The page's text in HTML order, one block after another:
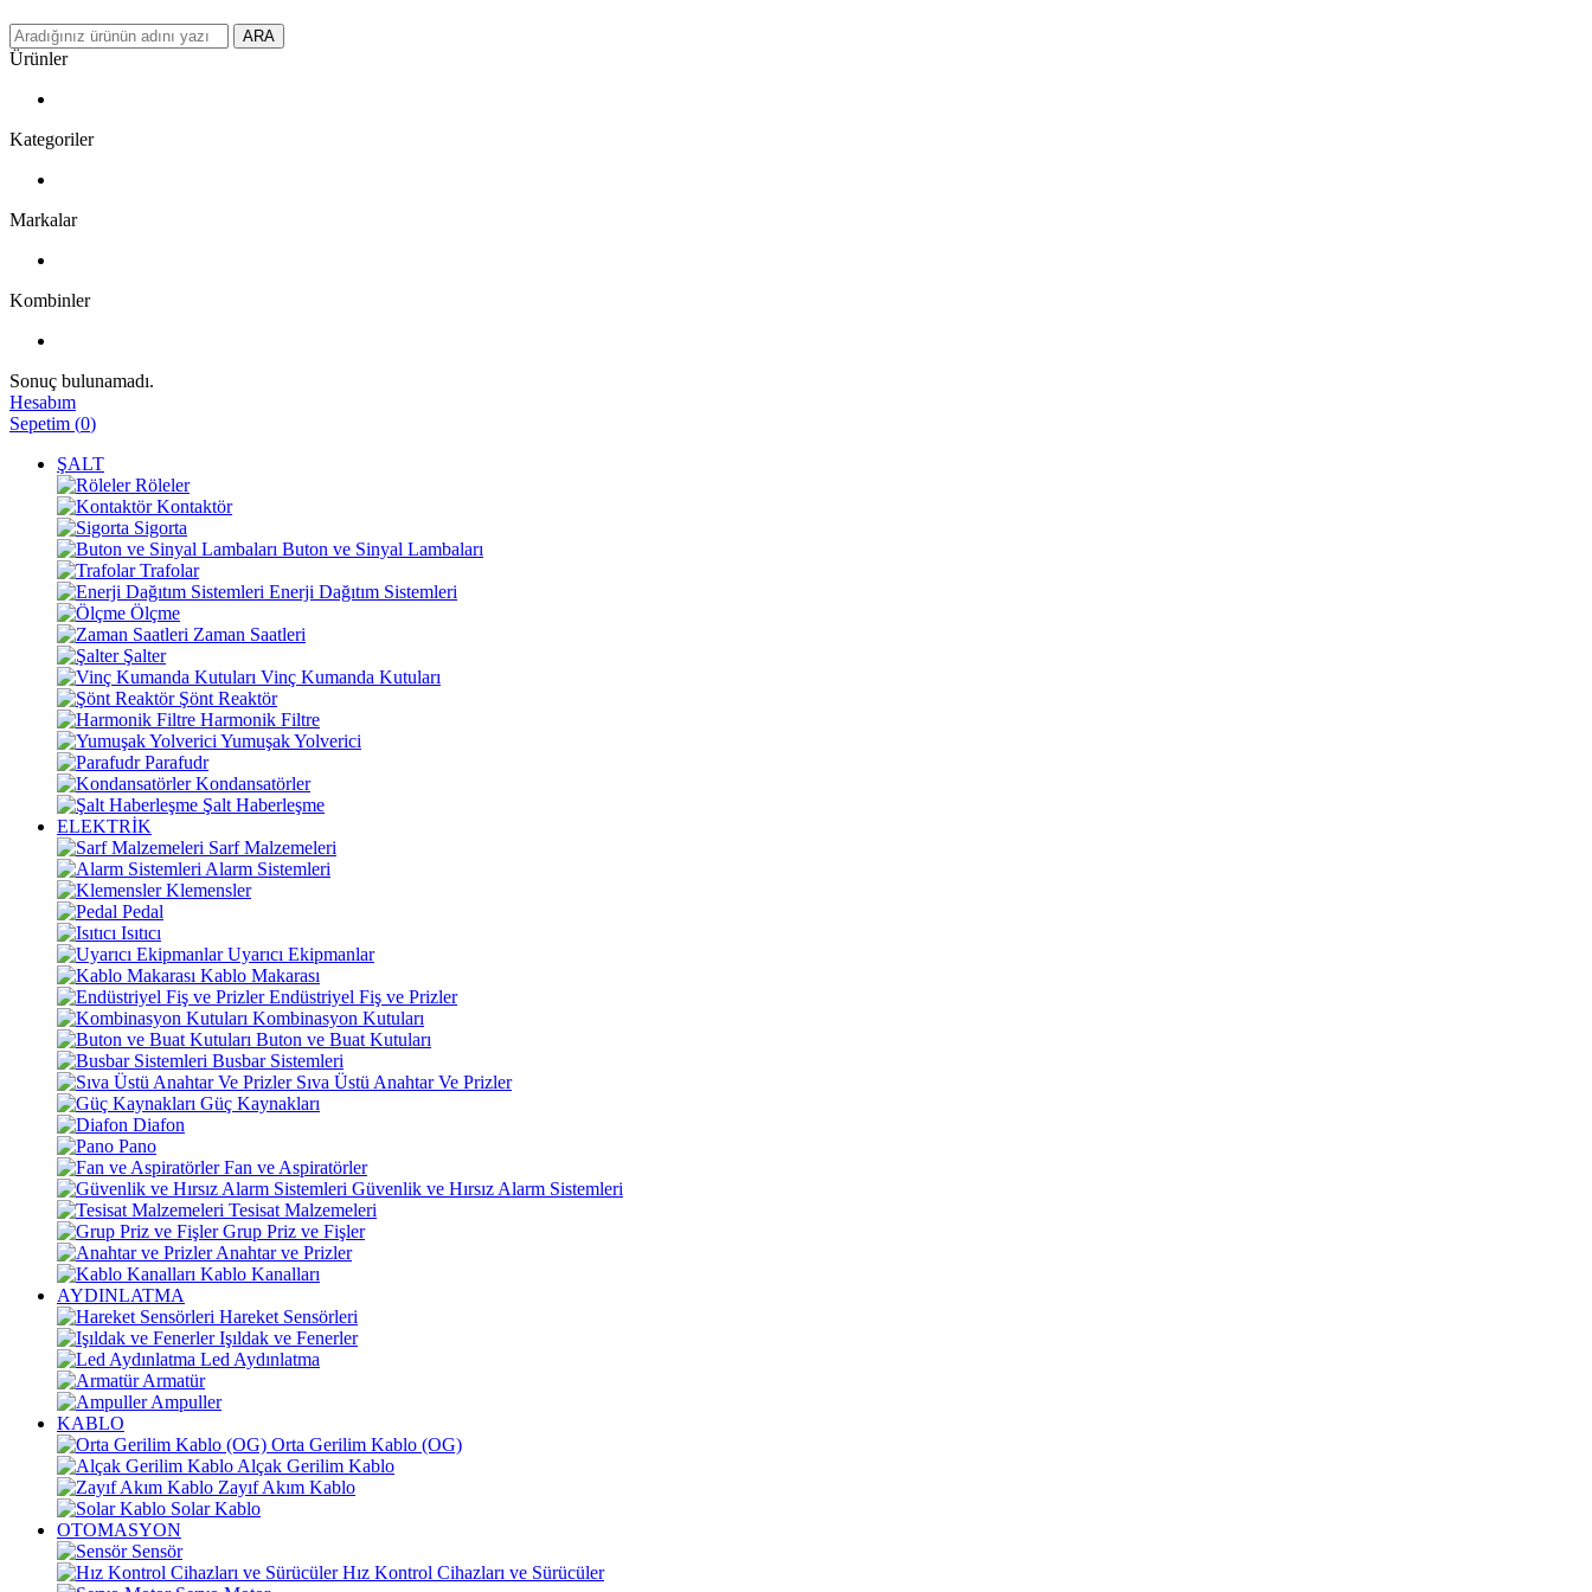
ARA
Ürünler
Kategoriler
Markalar
Kombinler
Sonuç bulunamadı.
Hesabım
Sepetim (0)
ŞALT
Röleler
Kontaktör
Sigorta
Buton ve Sinyal Lambaları
Trafolar
Enerji Dağıtım Sistemleri
Ölçme
Zaman Saatleri
Şalter
Vinç Kumanda Kutuları
Şönt Reaktör
Harmonik Filtre
Yumuşak Yolverici
Parafudr
Kondansatörler
Şalt Haberleşme
ELEKTRİK
Sarf Malzemeleri
Alarm Sistemleri
Klemensler
Pedal
Isıtıcı
Uyarıcı Ekipmanlar
Kablo Makarası
Endüstriyel Fiş ve Prizler
Kombinasyon Kutuları
Buton ve Buat Kutuları
Busbar Sistemleri
Sıva Üstü Anahtar Ve Prizler
Güç Kaynakları
Diafon
Pano
Fan ve Aspiratörler
Güvenlik ve Hırsız Alarm Sistemleri
Tesisat Malzemeleri
Grup Priz ve Fişler
Anahtar ve Prizler
Kablo Kanalları
AYDINLATMA
Hareket Sensörleri
Işıldak ve Fenerler
Led Aydınlatma
Armatür
Ampuller
KABLO
Orta Gerilim Kablo (OG)
Alçak Gerilim Kablo
Zayıf Akım Kablo
Solar Kablo
OTOMASYON
Sensör
Hız Kontrol Cihazları ve Sürücüler